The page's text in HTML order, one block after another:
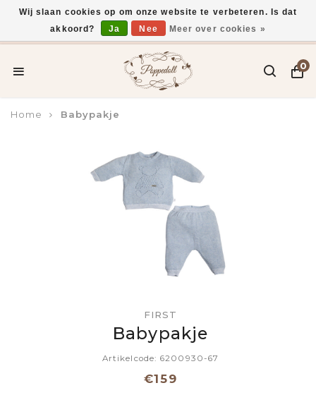
Voor 15:00 uur besteld, vandaag verzonden*
0
Home Babypakje
FIRST
Babypakje
Artikelcode: 6200930-67
€159
Wij slaan cookies op om onze website te verbeteren. Is dat
akkoord?
Ja Nee Meer over cookies »